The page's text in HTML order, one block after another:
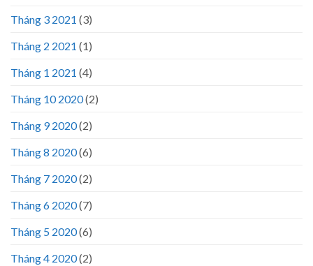
Tháng 3 2021 (3)
Tháng 2 2021 (1)
Tháng 1 2021 (4)
Tháng 10 2020(2)
Tháng 9 2020(2)
Tháng 8 2020(6)
Tháng 7 2020(2)
Tháng 6 2020(7)
Tháng 5 2020(6)
Tháng 4 2020(2)